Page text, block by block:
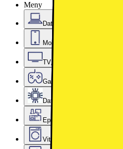
Meny
Datorer & Kontor
Mobiler, Tablets &
TV, Ljud & Smart Hem
Gaming
Datorkomponenter
Epoq Kök & Tvättstuga
Vitvaror